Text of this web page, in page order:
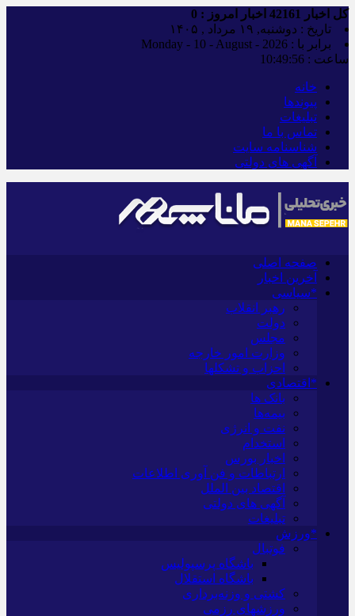
کل اخبار اخبار امروز : 0
تاریخ : دوشنبه, ۱۹ مرداد , ۱۴۰۵
برابر با : Monday - 10 - August - 2026
ساعت : 10:49:57
خانه
پیوندها
تبلیغات
تماس با ما
شناسنامه سایت
آگهی های دولتی
صفحه اصلی
آخرین اخبار
*سیاسی
رهبر انقلاب
دولت
مجلس
وزارت امور خارجه
احزاب و تشکلها
*اقتصادی
بانک ها
بیمه‌ها
نفت و انرژی
استخدام
اخبار بورس
ارتباطات و فن آوری اطلاعات
اقتصاد بین الملل
آگهی های دولتی
تبلیغات
*ورزش
فوتبال
باشگاه پرسپولیس
باشگاه استقلال
کشتی و وزنه‌برداری
ورزشهای رزمی